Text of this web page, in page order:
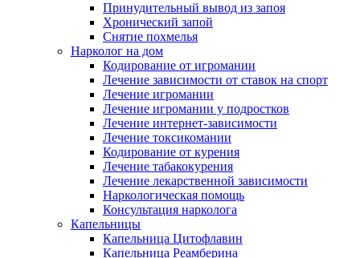
Принудительный вывод из запоя
Хронический запой
Снятие похмелья
Нарколог на дом
Кодирование от игромании
Лечение зависимости от ставок на спорт
Лечение игромании
Лечение игромании у подростков
Лечение интернет-зависимости
Лечение токсикомании
Кодирование от курения
Лечение табакокурения
Лечение лекарственной зависимости
Наркологическая помощь
Консультация нарколога
Капельницы
Капельница Цитофлавин
Капельница Реамберина